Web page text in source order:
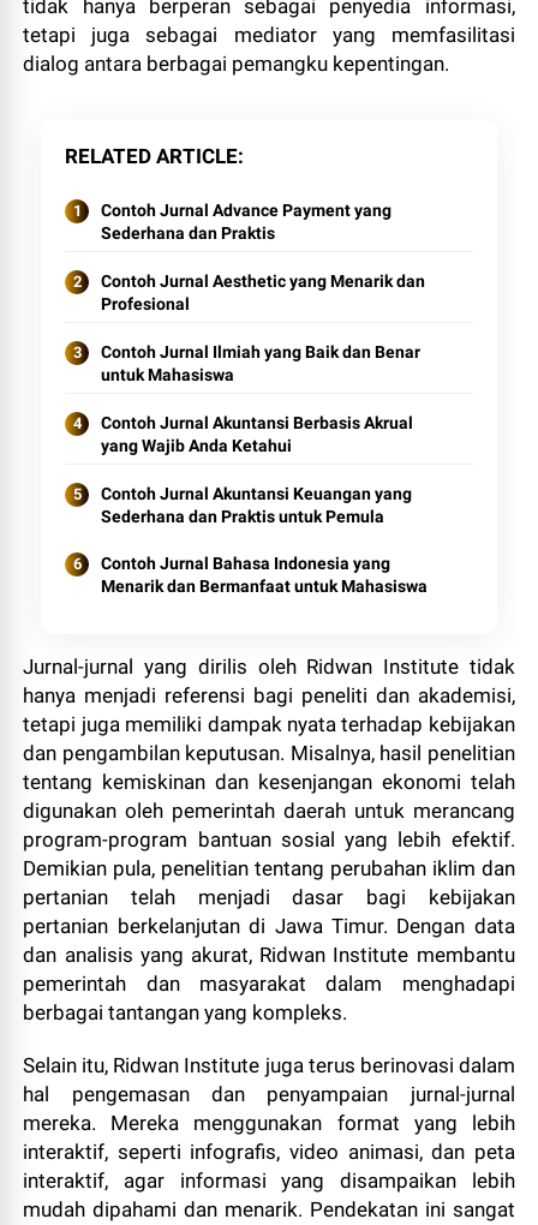
tidak hanya berperan sebagai penyedia informasi,
tetapi juga sebagai mediator yang memfasilitasi
dialog antara berbagai pemangku kepentingan.
RELATED ARTICLE
Contoh Jurnal Advance Payment yang
Sederhana dan Praktis
Contoh Jurnal Aesthetic yang Menarik dan
Profesional
Contoh Jurnal Ilmiah yang Baik dan Benar
untuk Mahasiswa
Contoh Jurnal Akuntansi Berbasis Akrual
yang Wajib Anda Ketahui
Contoh Jurnal Akuntansi Keuangan yang
Sederhana dan Praktis untuk Pemula
Contoh Jurnal Bahasa Indonesia yang
Menarik dan Bermanfaat untuk Mahasiswa
Jurnal-jurnal yang dirilis oleh Ridwan Institute tidak
hanya menjadi referensi bagi peneliti dan akademisi,
tetapi juga memiliki dampak nyata terhadap kebijakan
dan pengambilan keputusan. Misalnya, hasil penelitian
tentang kemiskinan dan kesenjangan ekonomi telah
digunakan oleh pemerintah daerah untuk merancang
program-program bantuan sosial yang lebih efektif.
Demikian pula, penelitian tentang perubahan iklim dan
pertanian telah menjadi dasar bagi kebijakan
pertanian berkelanjutan di Jawa Timur. Dengan data
dan analisis yang akurat, Ridwan Institute membantu
pemerintah dan masyarakat dalam menghadapi
berbagai tantangan yang kompleks.
Selain itu, Ridwan Institute juga terus berinovasi dalam
hal pengemasan dan penyampaian jurnal-jurnal
mereka. Mereka menggunakan format yang lebih
interaktif, seperti infografis, video animasi, dan peta
interaktif, agar informasi yang disampaikan lebih
mudah dipahami dan menarik. Pendekatan ini sangat